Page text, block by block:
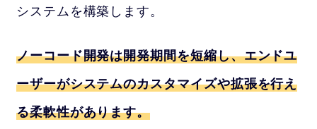
システムを構築します。
ノーコード開発は開発期間を短縮し、エンドユ
ーザーがシステムのカスタマイズや拡張を行え
る柔軟性があります。